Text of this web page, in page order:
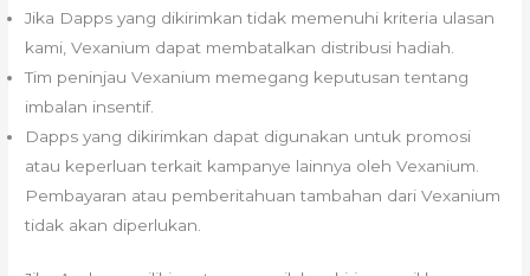
Jika Dapps yang dikirimkan tidak memenuhi kriteria ulasan
kami, Vexanium dapat membatalkan distribusi hadiah.
Tim peninjau Vexanium memegang keputusan tentang
imbalan insentif.
Dapps yang dikirimkan dapat digunakan untuk promosi
atau keperluan terkait kampanye lainnya oleh Vexanium.
Pembayaran atau pemberitahuan tambahan dari Vexanium
tidak akan diperlukan.